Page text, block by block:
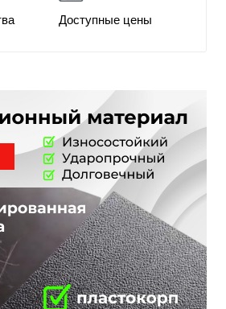
Доступные цены